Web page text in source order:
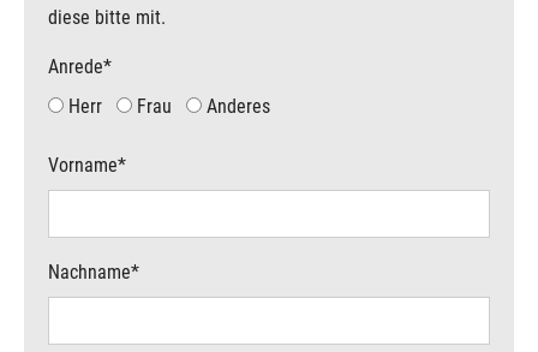
diese bitte mit.
Anrede*
Herr
Frau Anderes
Vorname*
Nachname*